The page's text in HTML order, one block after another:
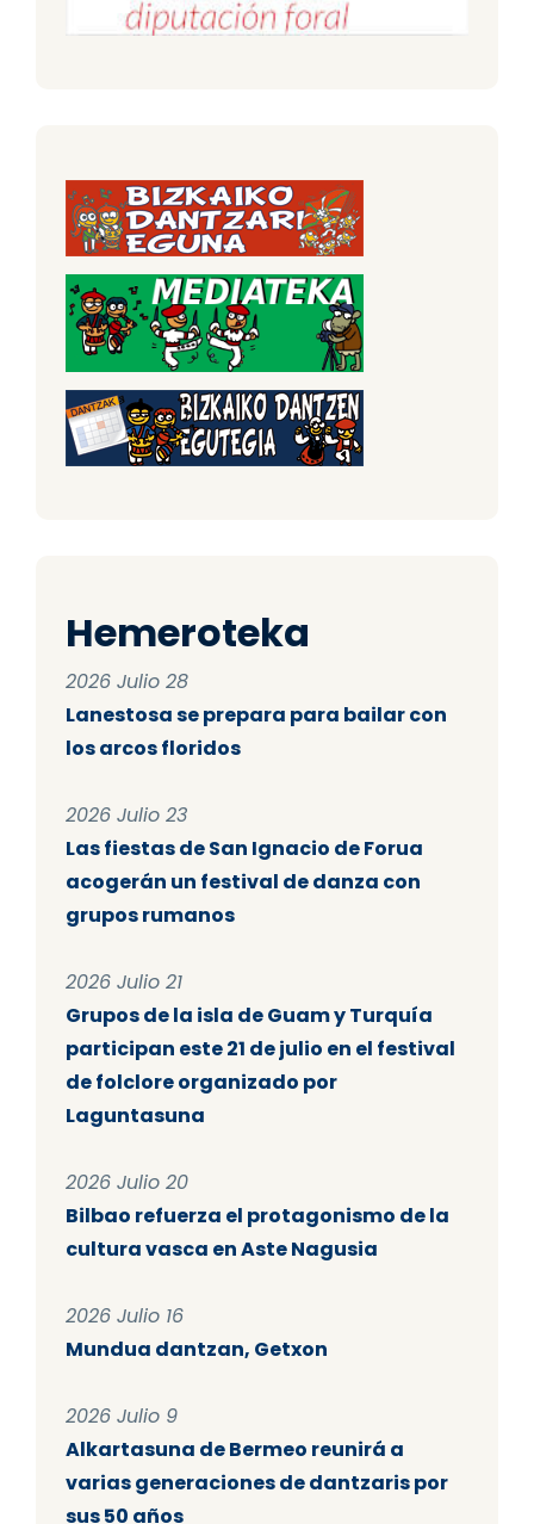
Hemeroteka
2026 Julio 28
Lanestosa se prepara para bailar con
los arcos floridos
2026 Julio 23
Las fiestas de San Ignacio de Forua
acogerán un festival de danza con
grupos rumanos
2026 Julio 21
Grupos de la isla de Guam y Turquía
participan este 21 de julio en el festival
de folclore organizado por
Laguntasuna
2026 Julio 20
Bilbao refuerza el protagonismo de la
cultura vasca en Aste Nagusia
2026 Julio 16
Mundua dantzan, Getxon
2026 Julio 9
Alkartasuna de Bermeo reunirá a
varias generaciones de dantzaris por
sus 50 años